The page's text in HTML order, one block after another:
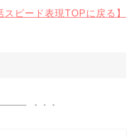
スピード表現TOPに戻る】